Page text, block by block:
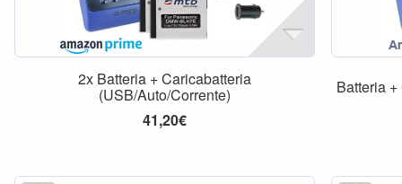
2x Batteria + Caricabatteria
(USB/Auto/Corrente)
41,20€
Batteria